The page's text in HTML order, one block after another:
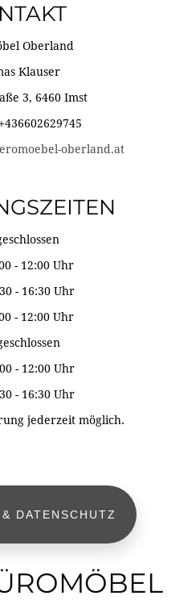
Oberland
Klauser
3, 6460 Imst
oberland.at
- 12:00 Uhr
- 16:30 Uhr
- 12:00 Uhr
- 12:00 Uhr
- 16:30 Uhr
jederzeit möglich.
DATENSCHUTZ